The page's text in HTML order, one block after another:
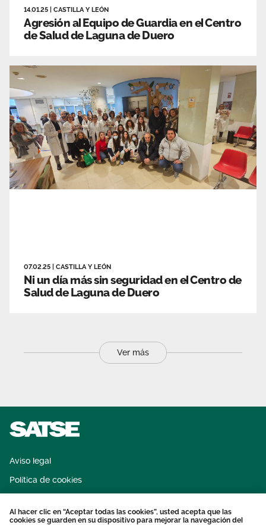
14.01.25 CASTILLA Y LEÓN
Agresión al Equipo de Guardia en el Centro
de Salud de Laguna de Duero
07.02.25 CASTILLA Y LEÓN
Ni un día más sin seguridad en el Centro de
Salud de Laguna de Duero
Ver más
Aviso legal
Política de cookies
Protección datos personales
Al hacer clic en “Aceptar todas las cookies”, usted acepta que las
cookies se guarden en su dispositivo para mejorar la navegación del